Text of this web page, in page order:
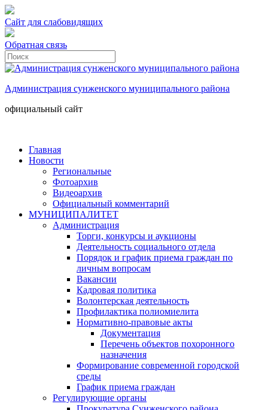
Сайт для слабовидящих
Обратная связь
Администрация сунженского муниципального района
официальный сайт
Главная
Новости
Региональные
Фотоархив
Видеоархив
Официальный комментарий
МУНИЦИПАЛИТЕТ
Администрация
Торги, конкурсы и аукционы
Деятельность социального отдела
Порядок и график приема граждан по
личным вопросам
Вакансии
Кадровая политика
Волонтерская деятельность
Профилактика полиомиелита
Нормативно-правовые акты
Документация
Перечень объектов похоронного
назначения
Формирование современной городской
среды
График приема граждан
Регулирующие органы